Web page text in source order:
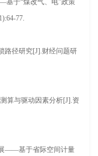
基于“煤改气、电”政策
77.
路径研究[J].财经问题研
算与驱动因素分析[J].资
——基于省际空间计量